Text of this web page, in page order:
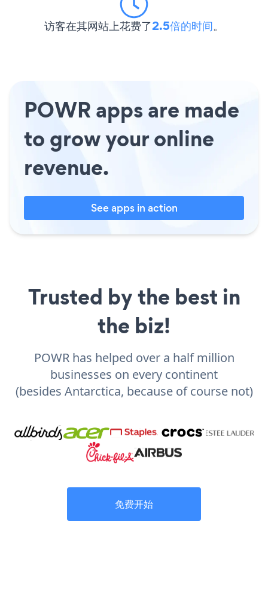
访客在其网站上花费了2.5倍的时间。
POWR apps are made
to grow your online
revenue.
See apps in action
Trusted by the best in
the biz!
POWR has helped over a half million
businesses on every continent
(besides Antarctica, because of course not)
免费开始